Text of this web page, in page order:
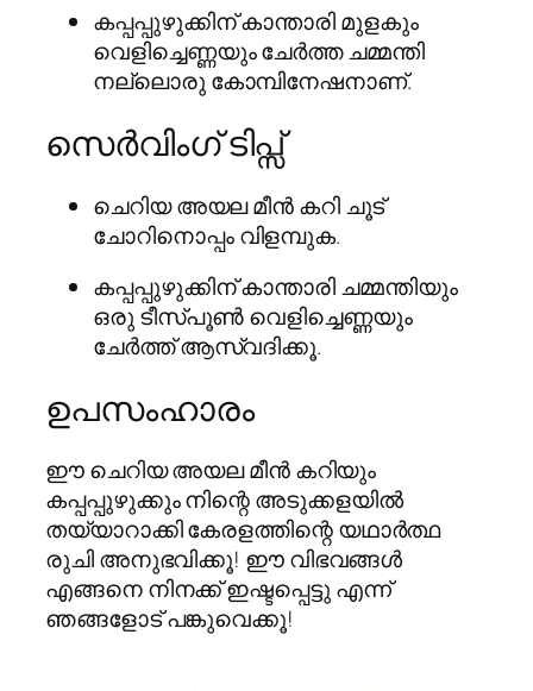
കപ്പപ്പുഴുക്കിന് കാന്താരി മുളകും
വെളിച്ചെണ്ണയും ചേർത്ത ചമ്മന്തി
നല്ലൊരു കോമ്പിനേഷനാണ്.
സെർവിംഗ് ടിപ്സ്
ചെറിയ അയല മീൻ കറി ചൂട്
ചോറിനൊപ്പം വിളമ്പുക.
കപ്പപ്പുഴുക്കിന് കാന്താരി ചമ്മന്തിയും
ഒരു ടീസ്പൂൺ വെളിച്ചെണ്ണയും
ചേർത്ത് ആസ്വദിക്കൂ.
ഉപസംഹാരം
ഈ ചെറിയ അയല മീൻ കറിയും
കപ്പപ്പുഴുക്കും നിന്റെ അടുക്കളയിൽ
തയ്യാറാക്കി കേരളത്തിന്റെ യഥാർത്ഥ
രുചി അനുഭവിക്കൂ! ഈ വിഭവങ്ങൾ
എങ്ങനെ നിനക്ക് ഇഷ്ടപ്പെട്ടു എന്ന്
ഞങ്ങളോട് പങ്കുവെക്കൂ!